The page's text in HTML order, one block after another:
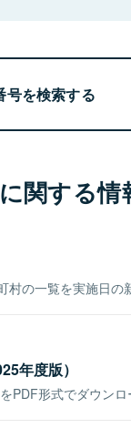
号を検索する
関する情
村の一覧を実施日の
年度版）
PDF形式でダウンロ